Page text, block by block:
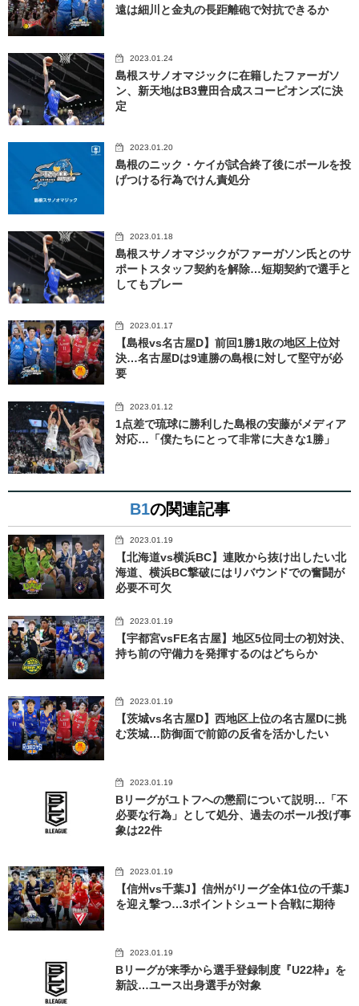
遠は細川と金丸の長距離砲で対抗できるか
2023.01.24
島根スサノオマジックに在籍したファーガソ
ン、新天地はB3豊田合成スコーピオンズに決
定
2023.01.20
島根のニック・ケイが試合終了後にボールを投
げつける行為でけん責処分
2023.01.18
島根スサノオマジックがファーガソン氏とのサ
ポートスタッフ契約を解除…短期契約で選手と
してもプレー
2023.01.17
【島根vs名古屋D】前回1勝1敗の地区上位対
決…名古屋Dは9連勝の島根に対して堅守が必
要
2023.01.12
1点差で琉球に勝利した島根の安藤がメディア
対応…「僕たちにとって非常に大きな1勝」
B1の関連記事
2023.01.19
【北海道vs横浜BC】連敗から抜け出したい北
海道、横浜BC撃破にはリバウンドでの奮闘が
必要不可欠
2023.01.19
【宇都宮vsFE名古屋】地区5位同士の初対決、
持ち前の守備力を発揮するのはどちらか
2023.01.19
【茨城vs名古屋D】西地区上位の名古屋Dに挑
む茨城…防御面で前節の反省を活かしたい
2023.01.19
Bリーグがユトフへの懲罰について説明…「不
必要な行為」として処分、過去のボール投げ事
象は22件
2023.01.19
【信州vs千葉J】信州がリーグ全体1位の千葉J
を迎え撃つ…3ポイントシュート合戦に期待
2023.01.19
Bリーグが来季から選手登録制度『U22枠』を
新設…ユース出身選手が対象